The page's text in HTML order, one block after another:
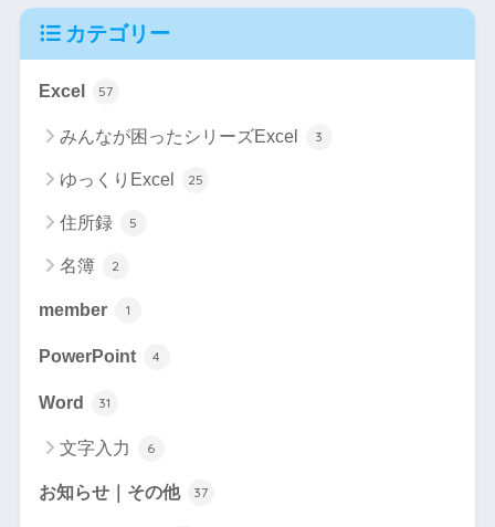
カテゴリー
Excel 57
みんなが困ったシリーズExcel 3
ゆっくりExcel 25
住所録 5
名簿 2
member 1
PowerPoint 4
Word 31
文字入力 6
お知らせ｜その他 37